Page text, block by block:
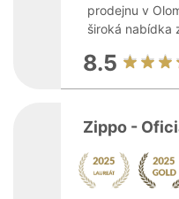
prodejnu v
široká nabídka
8.5
Zippo -